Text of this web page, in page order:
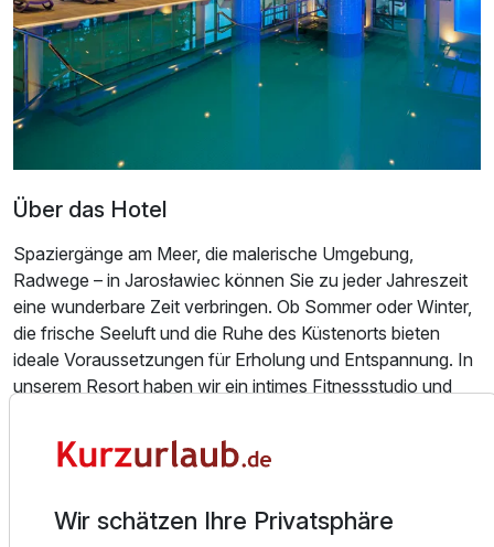
Ausstattung
Über das Hotel
Spaziergänge am Meer, die malerische Umgebung,
Radwege – in Jarosławiec können Sie zu jeder Jahreszeit
eine wunderbare Zeit verbringen. Ob Sommer oder Winter,
die frische Seeluft und die Ruhe des Küstenorts bieten
ideale Voraussetzungen für Erholung und Entspannung. In
unserem Resort haben wir ein intimes Fitnessstudio und
die Wert auf ihre Gesundheit und Fitness legen. Wer jedoch
mehr Entspannung und Ruhe sucht, wird im einzigartigen
gebracht werden. Erleben Sie tiefenwirksame Massagen,
Wir schätzen Ihre Privatsphäre